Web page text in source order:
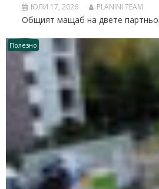
ЮЛИ 17, 2026 PLANINI TEAM
Общият мащаб на двете
Полезно